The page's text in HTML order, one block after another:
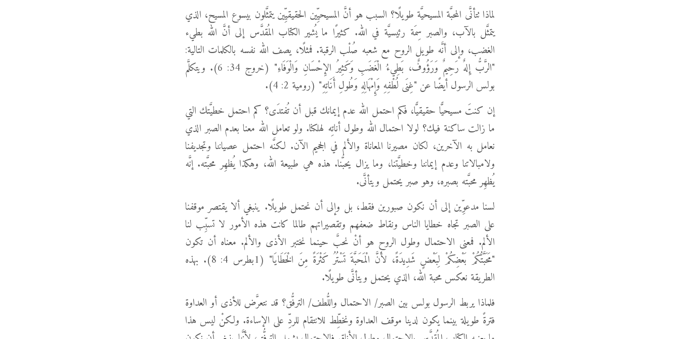
لماذا تتأنَّى المحبَّة المسيحيَّة طويلًا؟ السبب هو أنَّ المسيحيِّين الحقيقيِّين يتمثَّلون بيسوع المسيح، الذي
يتمثَّل بالآب، والصبر سِمَة رئيسيَّة في الله. كثيرًا ما يُشير الكتاب المُقدَّس إلى أنَّ الله بطيء
الغضب، وإلى أنَّه طويل الروح مع شعبه صُلْب الرقبة. فمثلًا، يصف الله نفسه بالكلمات التالية:
"الرَّبُّ إِلهٌ رَحِيمٌ وَرَؤُوفٌ، بَطِيءُ الْغَضَبِ وَكَثِيرُ الإِحْسَانِ وَالْوَفَاءِ" (خروج 34: 6). ويتكلَّم
بولس الرسول أيضًا عن "غِنَى لُطْفِهِ وَإِمْهَالِهِ وَطُولِ أَنَاتِهِ" (رومية 2: 4).
إن كنتَ مسيحيًّا حقيقيًّا، فكم احتمل الله عدم إيمانك قبل أن تُفتدَى؟ كم احتمل خطيَّتك التي
ما زالت ساكنة فيك؟ لولا احتمال الله وطول أناتِه لهلكنا. ولو تعامل الله معنا بعدم الصبر الذي
نعامل به الآخرين، لكان مصيرنا المعاناة والألم في الجحيم الآن. لكنَّه احتمل عصياننا وتجديفنا
ولامبالاتنا وعدم إيماننا وخطيَّتنا، وما يزال يحبُّنا. هذه هي طبيعة الله، وهكذا يُظهِر محبَّته. إنَّه
يُظهِر محبَّته بصبره، وهو صبر يحتمل ويتأنَّى.
لسنا مدعوِّين إلى أن نكون صبورين فقط، بل وإلى أن نحتمل طويلًا. ينبغي ألا يقتصر موقفنا
على الصبر تجاه خطايا الناس ونقاط ضعفهم وتقصيراتهم طالما كانت هذه الأمور لا تسبِّب لنا
الألم. فمعنى الاحتمال وطول الروح هو أنْ نحبَّ حينما نختبر الأذى والألم. معناه أن تكون
"مَحَبَّتُكُمْ بَعْضِكُمْ لِبَعْضٍ شَدِيدَةً، لأَنَّ الْمَحَبَّةَ تَسْتُرُ كَثْرَةً مِنَ الْخَطَايَا" (1بطرس 4: 8). بهذه
الطريقة نعكس محبة الله، الذي يحتمل ويتأنَّى طويلًا.
فلماذا يربط الرسول بولس بين الصبر/ الاحتمال واللُّطف/ الترفُّق؟ قد نتعرَّض للأذى أو العداوة
فترةً طويلة بينما يكون لدينا موقف العداوة ونخطِّط للانتقام للردِّ على الإساءة. ولكنْ ليس هذا